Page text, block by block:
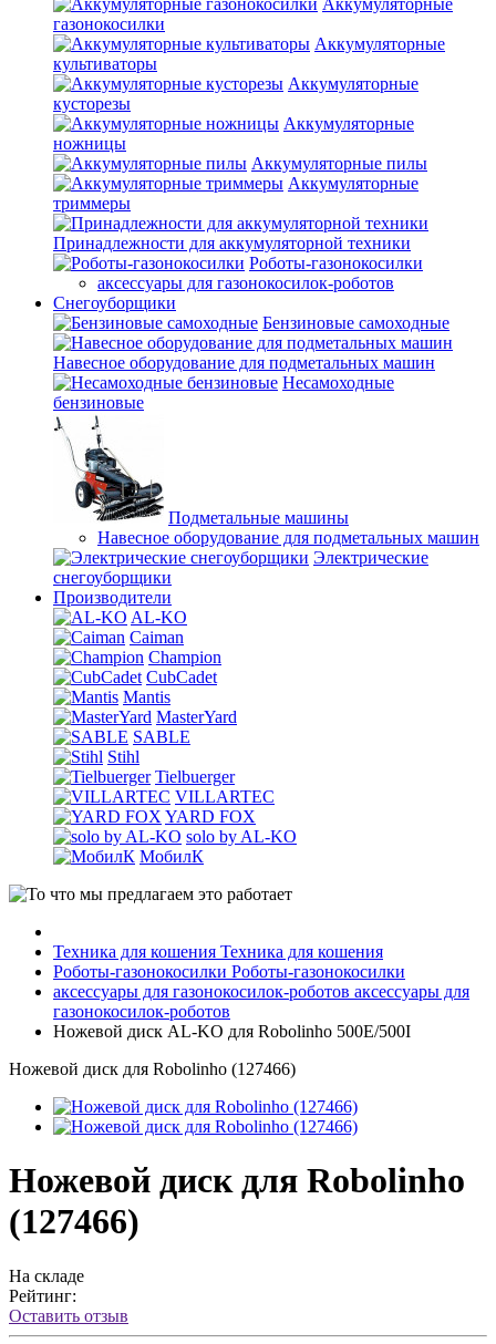
Аккумуляторные
газонокосилки
Аккумуляторные
культиваторы
Аккумуляторные
кусторезы
Аккумуляторные
ножницы
Аккумуляторные пилы
Аккумуляторные
триммеры
Принадлежности для аккумуляторной техники
Роботы-газонокосилки
аксессуары для газонокосилок-роботов
Снегоуборщики
Бензиновые самоходные
Навесное оборудование для подметальных машин
Несамоходные
бензиновые
Подметальные машины
Навесное оборудование для подметальных машин
Электрические
снегоуборщики
Производители
AL-KO
Caiman
Champion
CubCadet
Mantis
MasterYard
SABLE
Stihl
Tielbuerger
VILLARTEC
YARD FOX
solo by AL-KO
МобилК
Техника для кошения Техника для кошения
Роботы-газонокосилки Роботы-газонокосилки
аксессуары для газонокосилок-роботов аксессуары для
газонокосилок-роботов
Ножевой диск AL-KO для Robolinho 500E/500I
Ножевой диск для Robolinho (127466)
Ножевой диск для Robolinho
(127466)
На складе
Рейтинг:
Оставить отзыв